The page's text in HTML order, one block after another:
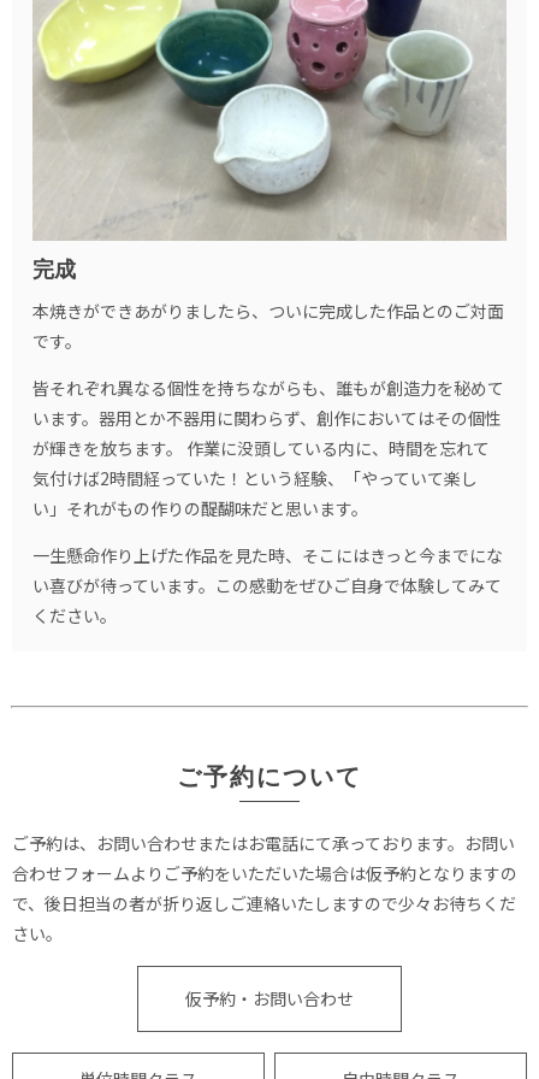
完成
本焼きができあがりましたら、ついに完成した作品とのご対面
です。
皆それぞれ異なる個性を持ちながらも、誰もが創造力を秘めて
います。器用とか不器用に関わらず、創作においてはその個性
が輝きを放ちます。 作業に没頭している内に、時間を忘れて
気付けば2時間経っていた！という経験、「やっていて楽し
い」それがもの作りの醍醐味だと思います。
一生懸命作り上げた作品を見た時、そこにはきっと今までにな
い喜びが待っています。この感動をぜひご自身で体験してみて
ください。
ご予約について
ご予約は、お問い合わせまたはお電話にて承っております。お問い
合わせフォームよりご予約をいただいた場合は仮予約となりますの
で、後日担当の者が折り返しご連絡いたしますので少々お待ちくだ
さい。
仮予約・お問い合わせ